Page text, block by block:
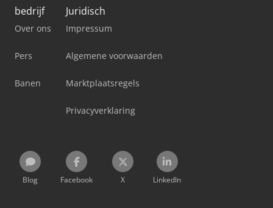
bedrijf
Over ons
Pers
Banen
Juridisch
Impressum
Algemene voorwaarden
Marktplaatsregels
Privacyverklaring
Blog Facebook X LinkedIn